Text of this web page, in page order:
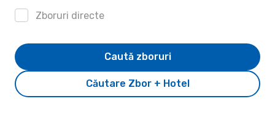
Zboruri directe
Căutare Zbor + Hotel
Caută zboruri